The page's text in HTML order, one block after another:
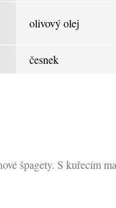
olivový olej
česnek
špagety. S kuřecím